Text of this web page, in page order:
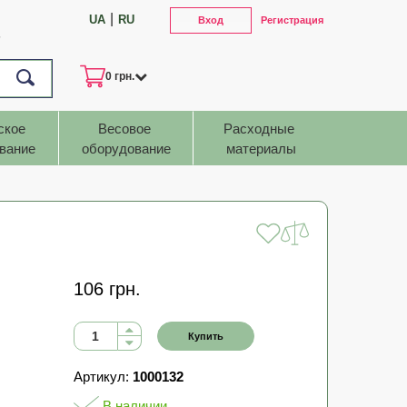
UA RU Вход Регистрация
0 грн.
Весовое
оборудование
Расходные
материалы
106 грн.
Купить
Артикул: 1000132